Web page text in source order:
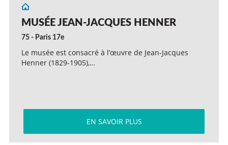
MUSÉE JEAN-JACQUES HENNER
75 - Paris 17e
Le musée est consacré à l’œuvre de Jean-Jacques
Henner (1829-1905),…
EN SAVOIR PLUS